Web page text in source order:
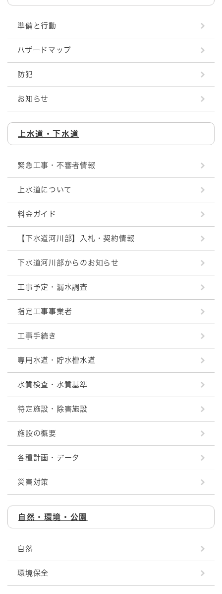
準備と行動
ハザードマップ
防犯
お知らせ
上水道・下水道
緊急工事・不審者情報
上水道について
料金ガイド
【下水道河川部】入札・契約情報
下水道河川部からのお知らせ
工事予定・漏水調査
指定工事事業者
工事手続き
専用水道・貯水槽水道
水質検査・水質基準
特定施設・除害施設
施設の概要
各種計画・データ
災害対策
自然・環境・公園
自然
環境保全